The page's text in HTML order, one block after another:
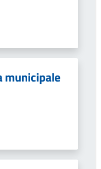
municipale